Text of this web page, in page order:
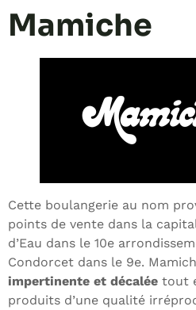
Mamiche
Cette boulangerie au nom
points de vente dans la
d’Eau dans le 10e
Condorcet dans le 9e.
impertinente et décalée tout
produits d’une qualité